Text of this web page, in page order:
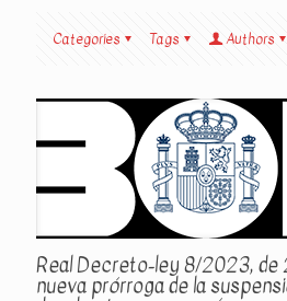
Categories Tags Authors
Real Decreto-ley 8/2023, de
nueva prórroga de la